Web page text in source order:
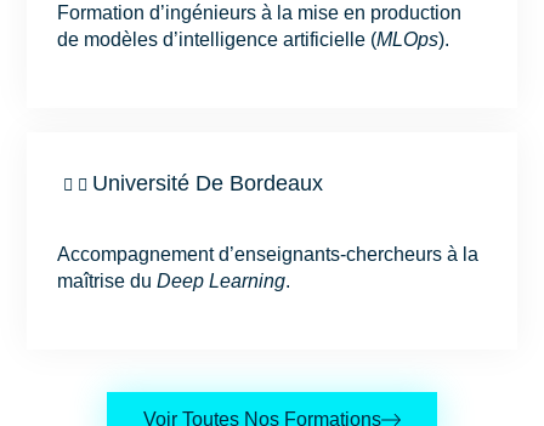
Formation d’ingénieurs à la mise en production
de modèles d’intelligence artificielle (MLOps).
Université De Bordeaux
Accompagnement d’enseignants-chercheurs à la
maîtrise duDeep Learning.
Voir Toutes Nos Formations